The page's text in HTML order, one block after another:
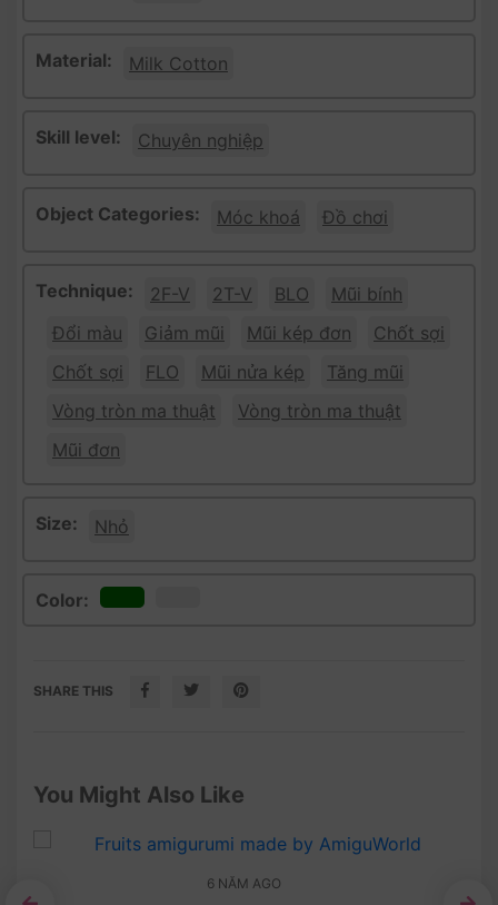
Material: Milk Cotton
Skill level: Chuyên nghiệp
Object Categories: Móc khoá Đồ chơi
Technique: 2F-V 2T-V BLO
Mũi bính
Đổi màu
Giảm mũi Mũi kép đơn
Chốt sợi
Chốt sợi
FLO Mũi nửa kép
Tăng mũi
Vòng tròn ma thuật
Vòng tròn ma thuật
Mũi đơn
Size: Nhỏ
Color:
SHARE THIS
You Might Also Like
6 NĂM AGO